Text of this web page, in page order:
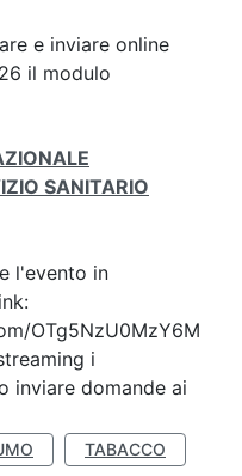
e inviare online
il modulo
SANITARIO
l'evento in
OTg5NzU0MzY6M
i
inviare domande ai
TABACCO